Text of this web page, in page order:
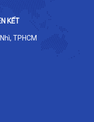
KẾT
TPHCM